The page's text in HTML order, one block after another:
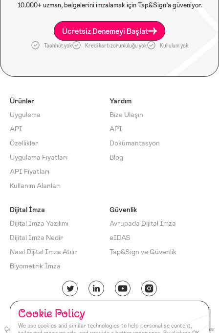
10.000+ uzman, belgelerini imzalamak için Tap&Sign’a güveniyor.
Ücretsiz Denemeyi Başlat
Taahhüt yok Kredi kartı zorunluluğu yok Kurulum yok
Cookie Policy
We use cookies and similar technologies to help personalise content,
Ürünler
Uygulama
API
Özellikler
Uygulama Fiyatları
API Fiyatları
Kullanım Alanları
Yardım
Bize Ulaşın
API
Dokümantasyon
Blog
Dijital İmza
Dijital İmza Yazılımı
Dijital İmza Nedir
Nasıl Dijital İmza Atılır
Biyometrik İmza
Güvenlik
Avrupada Dijital İmza
eIDAS
Tap&Sign ve Güvenlik
İngilizce
Çerez Politikası Gizlilik Politikası Kullanım Şartları Şirket Politikası